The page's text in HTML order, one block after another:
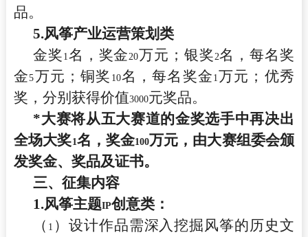
品。
5.风筝产业运营策划类
金奖 1 名，奖金20万元；银奖 2名，每名奖
金5万元；铜奖 10名，每名奖金 1 万元；优秀
奖，分别获得价值3000元奖品。
*大赛将从五大赛道的金奖选手中再决出
全场大奖1名，奖金100万元，由大赛组委会颁
发奖金、奖品及证书。
三、征集内容
1.风筝主题IP创意类：
（ 1 ）设计作品需深入挖掘风筝的历史文